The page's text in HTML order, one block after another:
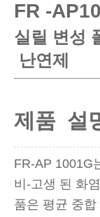
FR -
실릴 변성
난연제
제품 설
FR-AP 1001G
비-고생 된 화
품은 평균 중